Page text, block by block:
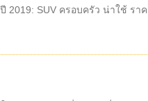
2019: SUV ครอบครัว น่าใช้ ร